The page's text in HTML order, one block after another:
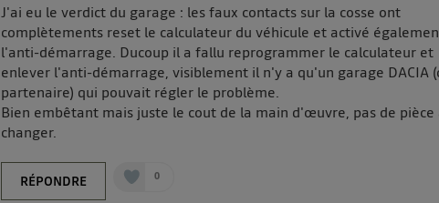
J'ai eu le verdict du garage : les faux contacts sur la cosse ont
complètements reset le calculateur du véhicule et activé
l'anti-démarrage. Ducoup il a fallu reprogrammer le calculateur et
enlever l'anti-démarrage, visiblement il n'y a qu'un garage DACIA
partenaire) qui pouvait régler le problème.
Bien embêtant mais juste le cout de la main d'œuvre, pas de pièce
changer.
RÉPONDRE 0